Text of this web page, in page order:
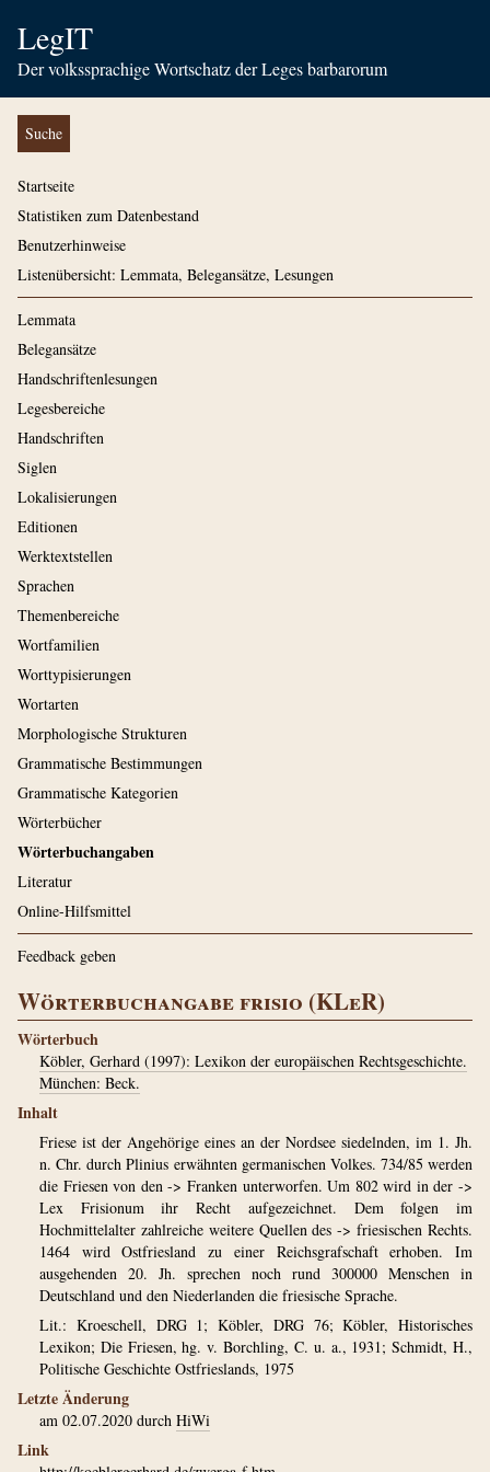
LegIT
Der volkssprachige Wortschatz der Leges barbarorum
Suche
Startseite
Statistiken zum Datenbestand
Benutzerhinweise
Listenübersicht: Lemmata, Belegansätze, Lesungen
Lemmata
Belegansätze
Handschriftenlesungen
Legesbereiche
Handschriften
Siglen
Lokalisierungen
Editionen
Werktextstellen
Sprachen
Themenbereiche
Wortfamilien
Worttypisierungen
Wortarten
Morphologische Strukturen
Grammatische Bestimmungen
Grammatische Kategorien
Wörterbücher
Wörterbuchangaben
Literatur
Online-Hilfsmittel
Feedback geben
Wörterbuchangabe frisio (KLeR)
Wörterbuch
Köbler, Gerhard (1997): Lexikon der europäischen Rechtsgeschichte.
München: Beck.
Inhalt
Friese ist der Angehörige eines an der Nordsee siedelnden, im 1. Jh.
n. Chr. durch Plinius erwähnten germanischen Volkes. 734/85 werden
die Friesen von den -> Franken unterworfen. Um 802 wird in der ->
Lex Frisionum ihr Recht aufgezeichnet. Dem folgen im
Hochmittelalter zahlreiche weitere Quellen des -> friesischen Rechts.
1464 wird Ostfriesland zu einer Reichsgrafschaft erhoben. Im
ausgehenden 20. Jh. sprechen noch rund 300000 Menschen in
Deutschland und den Niederlanden die friesische Sprache.
Lit.: Kroeschell, DRG 1; Köbler, DRG 76; Köbler, Historisches
Lexikon; Die Friesen, hg. v. Borchling, C. u. a., 1931; Schmidt, H.,
Politische Geschichte Ostfrieslands, 1975
Letzte Änderung
am 02.07.2020 durch HiWi
Link